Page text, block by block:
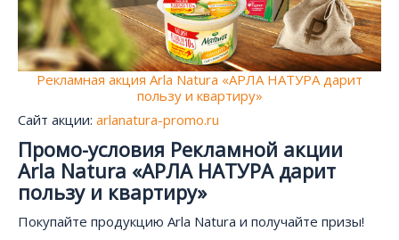
Рекламная акция Arla Natura «АРЛА НАТУРА дарит
пользу и квартиру»
Сайт акции: arlanatura-promo.ru
Промо-условия Рекламной акции
Arla Natura «АРЛА НАТУРА дарит
пользу и квартиру»
Покупайте продукцию Arla Natura и получайте призы!